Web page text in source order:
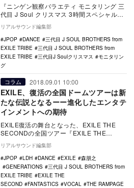
『ニンゲン観察バラエティ モニタリング 三
代目 J Soul クリスマス 3時間スペシャル』
（TBS系）が本日12月13日に放送…
リアルサウンド編集部
JPOP
DANCE
三代目 J SOUL BROTHERS from
EXILE TRIBE
三代目 J SOUL BROTHERS from
EXILE TRIBE
三代目J Soulクリスマス
モニタリン
グ
コラム 2018.09.01 10:00
EXILE、復活の全国ドームツアーは新
たな伝説となるーー進化したエンタテ
インメントへの期待
EXILE復活の舞台となった、EXILE THE
SECONDの全国ツアー『EXILE THE
SECOND LIVE TOUR…
リアルサウンド編集部
JPOP
LDH DANCE EXILE
森朋之
GENERATIONS
三代目 J SOUL BROTHERS from
EXILE TRIBE
EXILE THE
SECOND
FANTASTICS VOCAL THE RAMPAGE